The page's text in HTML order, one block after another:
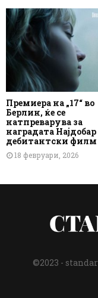
Премиера на „17“ во
Берлин, ќе се
натпреварува за
наградата Најдобар
дебитантски филм
18 февруари, 2026
©2023 -